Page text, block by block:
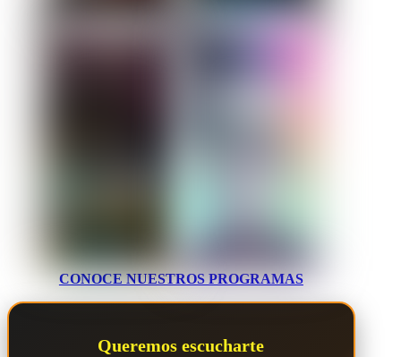
CONOCE NUESTROS PROGRAMAS
Queremos escucharte